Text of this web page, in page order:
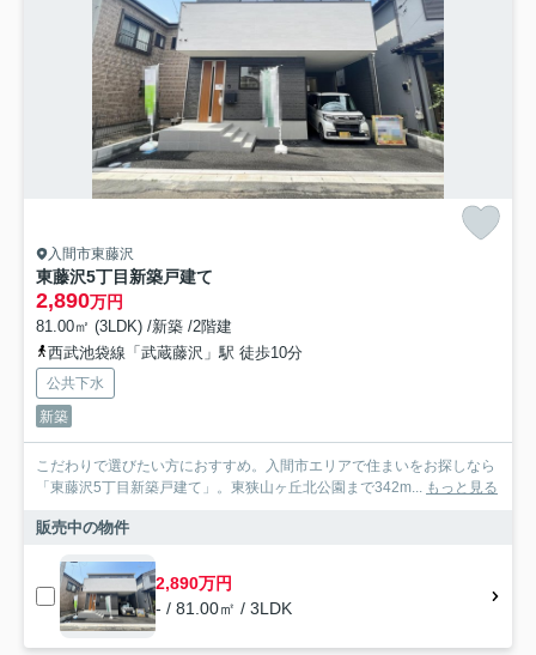
入間市東藤沢
東藤沢5丁目新築戸建て
2,890万円
81.00㎡ (3LDK) /新築 /2階建
西武池袋線「武蔵藤沢」駅 徒歩10分
公共下水
新築
こだわりで選びたい方におすすめ。入間市エリアで住まいをお探しなら
「東藤沢5丁目新築戸建て」。東狭山ヶ丘北公園まで342m... もっと見る
販売中の物件
2,890万円
- / 81.00㎡ / 3LDK